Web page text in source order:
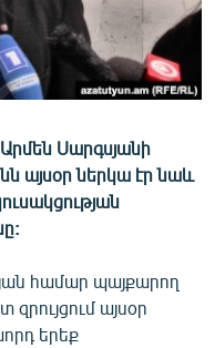
Սարգսյանի
այսօր ներկա էր նաև
համար պայքարող
այսօր
երեք